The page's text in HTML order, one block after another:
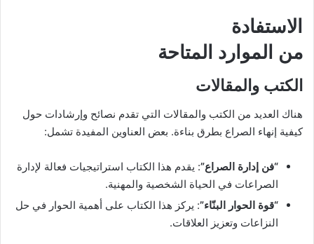
الاستفادة
من الموارد المتاحة
الكتب والمقالات
هناك العديد من الكتب والمقالات التي تقدم نصائح وإرشادات حول
كيفية إنهاء الصراع بطرق بناءة. بعض العناوين المفيدة تشمل:
“فن إدارة الصراع”: يقدم هذا الكتاب استراتيجيات فعالة لإدارة
الصراعات في الحياة الشخصية والمهنية.
“قوة الحوار البنّاء”: يركز هذا الكتاب على أهمية الحوار في حل
النزاعات وتعزيز العلاقات.